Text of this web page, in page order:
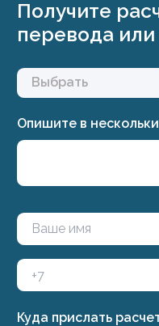
Получите
перевода
Опишите в
Куда прислать